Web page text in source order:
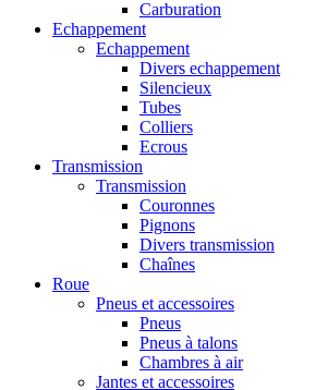
Carburation
Echappement
Echappement
Divers echappement
Silencieux
Tubes
Colliers
Ecrous
Transmission
Transmission
Couronnes
Pignons
Divers transmission
Chaînes
Roue
Pneus et accessoires
Pneus
Pneus à talons
Chambres à air
Jantes et accessoires